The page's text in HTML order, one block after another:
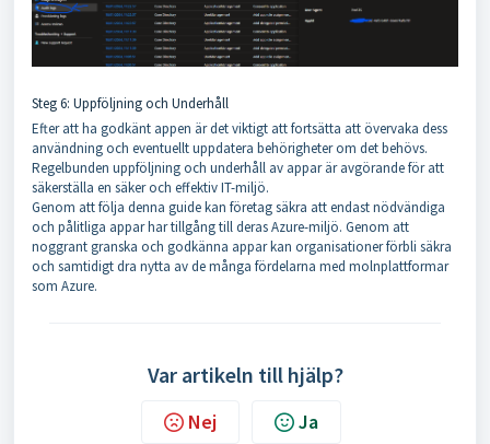
Steg 6: Uppföljning och Underhåll
Efter att ha godkänt appen är det viktigt att fortsätta att övervaka dess
användning och eventuellt uppdatera behörigheter om det behövs.
Regelbunden uppföljning och underhåll av appar är avgörande för att
säkerställa en säker och effektiv IT-miljö.
Genom att följa denna guide kan företag säkra att endast nödvändiga
och pålitliga appar har tillgång till deras Azure-miljö. Genom att
noggrant granska och godkänna appar kan organisationer förbli säkra
och samtidigt dra nytta av de många fördelarna med molnplattformar
som Azure.
Var artikeln till hjälp?
Nej Ja